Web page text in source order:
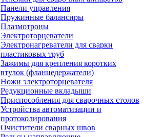
Панели управления
Пружинные балансиры
Плазмотроны
Электроторцеватели
Электронагреватели для сварки
пластиковых труб
Зажимы для крепления коротких
втулок (фланцедержатели)
Ножи электроторцевателя
Редукционные вкладыши
Приспособления для сварочных столов
Устройства автоматизации и
протоколирования
Очистители сварных швов